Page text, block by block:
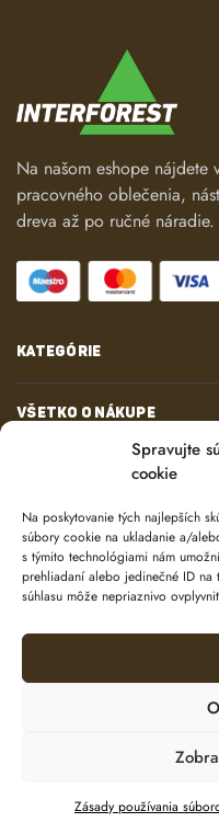
Spravujte
cookie
Na poskytovanie tých najlepších
súbory cookie na ukladanie a/
s týmito technológiami nám
prehliadaní alebo jedinečné ID na
súhlasu môže nepriaznivo
Zásady používania
Na našom eshope nájdete
pracovného oblečenia,
dreva až po ručné náradie.
KATEGÓRIE
VŠETKO O NÁKUPE
© 2024 e-
Pridať